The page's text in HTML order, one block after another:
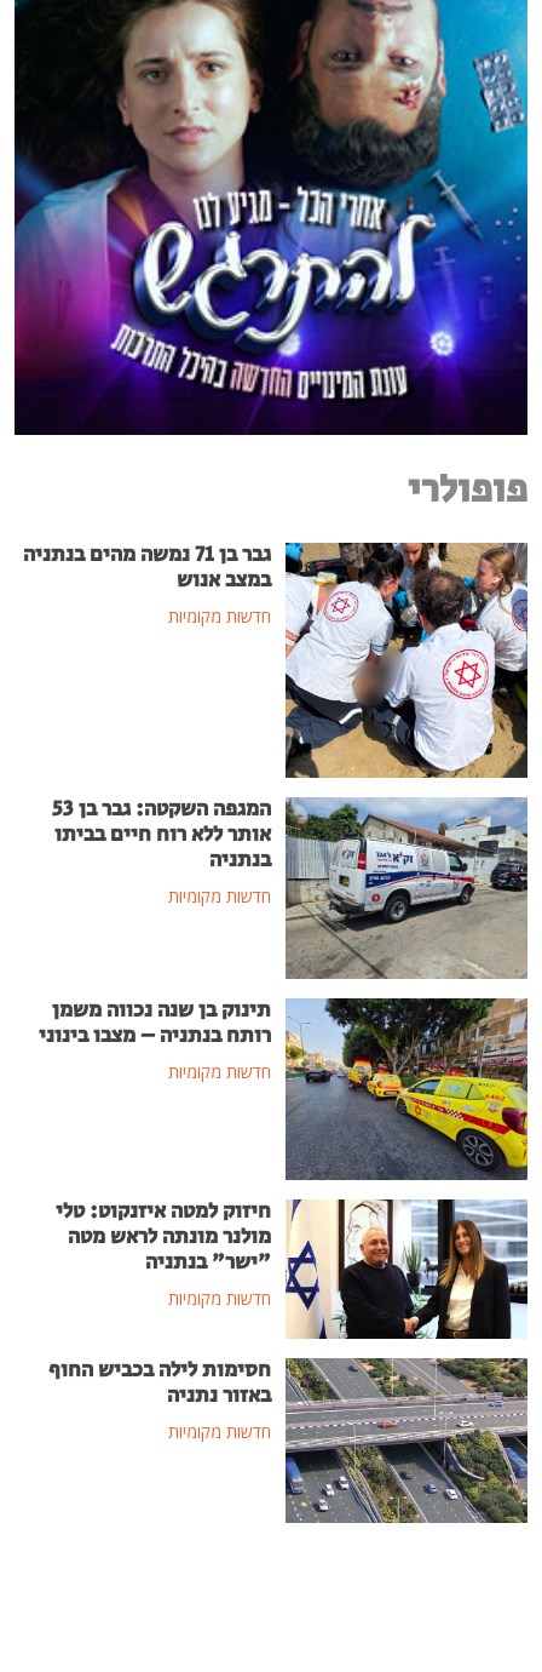
פופולרי
גבר בן 71 נמשה מהים בנתניה
במצב אנוש
חדשות מקומיות
המגפה השקטה: גבר בן 53
אותר ללא רוח חיים בביתו
בנתניה
חדשות מקומיות
תינוק בן שנה נכווה משמן
רותח בנתניה – מצבו בינוני
חדשות מקומיות
חיזוק למטה איזנקוט: טלי
מולנר מונתה לראש מטה
"ישר" בנתניה
חדשות מקומיות
חסימות לילה בכביש החוף
באזור נתניה
חדשות מקומיות